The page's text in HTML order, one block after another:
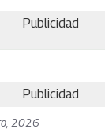
Publicidad
Publicidad
2026